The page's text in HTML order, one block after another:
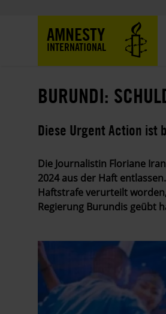
AMNESTY
INTERNATIONAL
BURUNDI:
Diese Urgent Action ist
Die Journalistin Floriane
2024 aus der Haft
Haftstrafe verurteilt
Regierung Burundis geübt